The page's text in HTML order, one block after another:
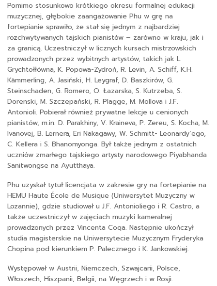
Pomimo stosunkowo krótkiego okresu formalnej edukacji
muzycznej, głębokie zaangażowanie Phu w grę na
fortepianie sprawiło, że stał się jednym z najbardziej
rozchwytywanych tajskich pianistów – zarówno w kraju, jak i
za granicą. Uczestniczył w licznych kursach mistrzowskich
prowadzonych przez wybitnych artystów, takich jak L.
Grychtołłówna, K. Popowa-Zydroń, R. Levin, A. Schiff, K.H.
Kämmerling, A. Jasiński, H. Leygraf, D. Baszkirów, G.
Steinschaden, G. Romero, O. Łazarska, S. Kutrzeba, S.
Dorenski, M. Szczepański, R. Plagge, M. Mollova i J.F.
Antonioli. Pobierał również prywatne lekcje u cenionych
pianistów, m.in. D. Parakhiny, V. Kraineva, P. Zereu, S. Kocha, M.
Ivanovej, B. Lernera, Eri Nakagawy, W. Schmitt- Leonardy’ego,
C. Kellera i S. Bhanomyonga. Był także jednym z ostatnich
uczniów zmarłego tajskiego artysty narodowego Piyabhanda
Sanitwongse na Ayutthaya.
Phu uzyskał tytuł licencjata w zakresie gry na fortepianie na
HEMU Haute École de Musique (Uniwersytet Muzyczny w
Lozannie), gdzie studiował u J.F. Antonioliego i R. Castro, a
także uczestniczył w zajęciach muzyki kameralnej
prowadzonych przez Vincenta Coqa. Następnie ukończył
studia magisterskie na Uniwersytecie Muzycznym Fryderyka
Chopina pod kierunkiem P. Palecznego i K. Jankowskiej.
Występował w Austrii, Niemczech, Szwajcarii, Polsce,
Włoszech, Hiszpanii, Belgii, na Węgrzech i w Rosji.